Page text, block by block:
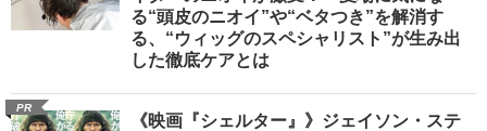
る“頭皮のニオイ”や“ベタつき”を解消す
る、“ウィッグのスペシャリスト”が生み出
した徹底ケアとは
PR
《映画『シェルター』》ジェイソン・ステ